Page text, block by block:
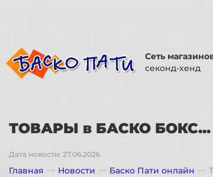
Сеть
секонд-хенд
ТОВАРЫ в БАСКО БОКС...
Дата новости: 27.06.2026
Главная Новости Баско Пати онлайн